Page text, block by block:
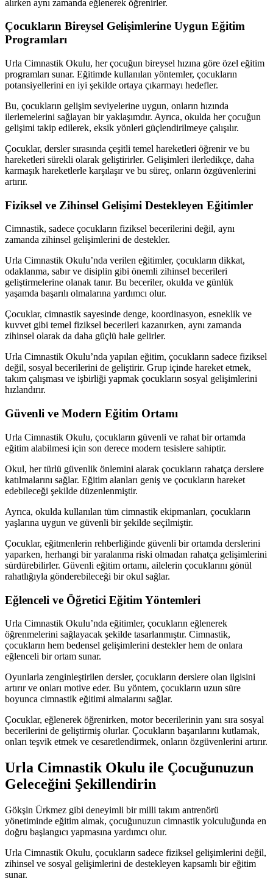
alırken aynı zamanda eğlenerek öğrenirler.
Çocukların Bireysel Gelişimlerine Uygun Eğitim
Programları
Urla Cimnastik Okulu, her çocuğun bireysel hızına göre özel eğitim
programları sunar. Eğitimde kullanılan yöntemler, çocukların
potansiyellerini en iyi şekilde ortaya çıkarmayı hedefler.
Bu, çocukların gelişim seviyelerine uygun, onların hızında
ilerlemelerini sağlayan bir yaklaşımdır. Ayrıca, okulda her çocuğun
gelişimi takip edilerek, eksik yönleri güçlendirilmeye çalışılır.
Çocuklar, dersler sırasında çeşitli temel hareketleri öğrenir ve bu
hareketleri sürekli olarak geliştirirler. Gelişimleri ilerledikçe, daha
karmaşık hareketlerle karşılaşır ve bu süreç, onların özgüvenlerini
artırır.
Fiziksel ve Zihinsel Gelişimi Destekleyen Eğitimler
Cimnastik, sadece çocukların fiziksel becerilerini değil, aynı
zamanda zihinsel gelişimlerini de destekler.
Urla Cimnastik Okulu’nda verilen eğitimler, çocukların dikkat,
odaklanma, sabır ve disiplin gibi önemli zihinsel becerileri
geliştirmelerine olanak tanır. Bu beceriler, okulda ve günlük
yaşamda başarılı olmalarına yardımcı olur.
Çocuklar, cimnastik sayesinde denge, koordinasyon, esneklik ve
kuvvet gibi temel fiziksel becerileri kazanırken, aynı zamanda
zihinsel olarak da daha güçlü hale gelirler.
Urla Cimnastik Okulu’nda yapılan eğitim, çocukların sadece fiziksel
değil, sosyal becerilerini de geliştirir. Grup içinde hareket etmek,
takım çalışması ve işbirliği yapmak çocukların sosyal gelişimlerini
hızlandırır.
Güvenli ve Modern Eğitim Ortamı
Urla Cimnastik Okulu, çocukların güvenli ve rahat bir ortamda
eğitim alabilmesi için son derece modern tesislere sahiptir.
Okul, her türlü güvenlik önlemini alarak çocukların rahatça derslere
katılmalarını sağlar. Eğitim alanları geniş ve çocukların hareket
edebileceği şekilde düzenlenmiştir.
Ayrıca, okulda kullanılan tüm cimnastik ekipmanları, çocukların
yaşlarına uygun ve güvenli bir şekilde seçilmiştir.
Çocuklar, eğitmenlerin rehberliğinde güvenli bir ortamda derslerini
yaparken, herhangi bir yaralanma riski olmadan rahatça gelişimlerini
sürdürebilirler. Güvenli eğitim ortamı, ailelerin çocuklarını gönül
rahatlığıyla gönderebileceği bir okul sağlar.
Eğlenceli ve Öğretici Eğitim Yöntemleri
Urla Cimnastik Okulu’nda eğitimler, çocukların eğlenerek
öğrenmelerini sağlayacak şekilde tasarlanmıştır. Cimnastik,
çocukların hem bedensel gelişimlerini destekler hem de onlara
eğlenceli bir ortam sunar.
Oyunlarla zenginleştirilen dersler, çocukların derslere olan ilgisini
artırır ve onları motive eder. Bu yöntem, çocukların uzun süre
boyunca cimnastik eğitimi almalarını sağlar.
Çocuklar, eğlenerek öğrenirken, motor becerilerinin yanı sıra sosyal
becerilerini de geliştirmiş olurlar. Çocukların başarılarını kutlamak,
onları teşvik etmek ve cesaretlendirmek, onların özgüvenlerini artırır.
Urla Cimnastik Okulu ile Çocuğunuzun
Geleceğini Şekillendirin
Gökşin Ürkmez gibi deneyimli bir milli takım antrenörü
yönetiminde eğitim almak, çocuğunuzun cimnastik yolculuğunda en
doğru başlangıcı yapmasına yardımcı olur.
Urla Cimnastik Okulu, çocukların sadece fiziksel gelişimlerini değil,
zihinsel ve sosyal gelişimlerini de destekleyen kapsamlı bir eğitim
sunar.